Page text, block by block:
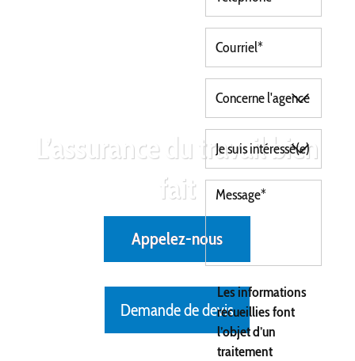
L’assurance du travail bien
fait
Appelez-nous
Demande de devis
Les informations
recueillies font
l’objet d’un
traitement